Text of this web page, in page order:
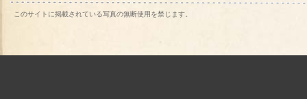
このサイトに掲載されている写真の無断使用を禁じます。